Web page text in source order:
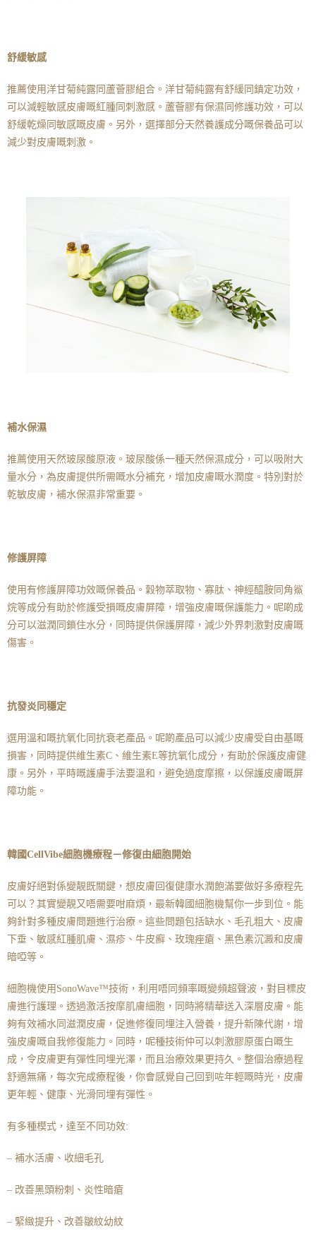
舒緩敏感
推薦使用洋甘菊純露同蘆薈膠組合。洋甘菊純露有舒緩同鎮定功效，
可以減輕敏感皮膚嘅紅腫同刺激感。蘆薈膠有保濕同修護功效，可以
舒緩乾燥同敏感嘅皮膚。另外，選擇部分天然養護成分嘅保養品可以
減少對皮膚嘅刺激。
補水保濕
推薦使用天然玻尿酸原液。玻尿酸係一種天然保濕成分，可以吸附大
量水分，為皮膚提供所需嘅水分補充，增加皮膚嘅水潤度。特別對於
乾敏皮膚，補水保濕非常重要。
修護屏障
使用有修護屏障功效嘅保養品。穀物萃取物、寡肽、神經醯胺同角鯊
烷等成分有助於修護受損嘅皮膚屏障，增強皮膚嘅保護能力。呢啲成
分可以滋潤同鎖住水分，同時提供保護屏障，減少外界刺激對皮膚嘅
傷害。
抗發炎同穩定
選用溫和嘅抗氧化同抗衰老產品。呢啲產品可以減少皮膚受自由基嘅
損害，同時提供維生素C、維生素E等抗氧化成分，有助於保護皮膚健
康。另外，平時嘅護膚手法要溫和，避免過度摩擦，以保護皮膚嘅屏
障功能。
韓國CellVibe細胞機療程－修復由細胞開始
皮膚好絕對係變靚既關鍵，想皮膚回復健康水潤飽滿要做好多療程先
可以？其實變靚又唔需要咁麻煩，最新韓國細胞機幫你一步到位。能
夠針對多種皮膚問題進行治療。這些問題包括缺水、毛孔粗大、皮膚
下垂、敏感紅腫肌膚、濕疹、牛皮癬、玫瑰痤瘡、黑色素沉澱和皮膚
暗啞等。
細胞機使用SonoWave™️技術，利用唔同頻率嘅變頻超聲波，對目標皮
膚進行護理。透過激活按摩肌膚細胞，同時將精華送入深層皮膚。能
夠有效補水同滋潤皮膚，促進修復同埋注入營養，提升新陳代謝，增
強皮膚嘅自我修復能力。同時，呢種技術仲可以刺激膠原蛋白嘅生
成，令皮膚更有彈性同埋光澤，而且治療效果更持久。整個治療過程
舒適無痛，每次完成療程後，你會感覺自己回到咗年輕嘅時光，皮膚
更年輕、健康、光滑同埋有彈性。
有多種模式，達至不同功效:
– 補水活膚、收細毛孔
– 改善黑頭粉刺、炎性暗瘡
– 緊緻提升、改善皺紋幼紋